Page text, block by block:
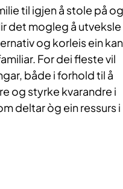
til igjen å stole på og
det mogleg å utveksle
og korleis ein kan
For dei fleste vil
både i forhold til å
og styrke kvarandre i
deltar òg ein ressurs i